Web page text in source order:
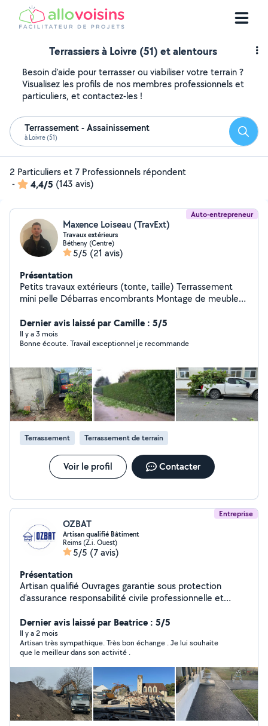
Terrassiers à Loivre (51) et alentours
Besoin d'aide pour terrasser ou viabiliser votre terrain ?
Visualisez les profils de nos membres professionnels et
particuliers, et contactez-les !
Terrassement - Assainissement
à Loivre (51)
2 Particuliers et 7 Professionnels répondent
-
4,4/5 (143 avis)
Auto-entrepreneur
Maxence Loiseau (TravExt)
Travaux extérieurs
Bétheny (Centre)
5/5 (21 avis)
Présentation
Petits travaux extérieurs (tonte, taille) Terrassement
mini pelle Débarras encombrants Montage de meuble
Dernier avis laissé par Camille : 5/5
Il y a 3 mois
Bonne écoute. Travail exceptionnel je recommande
Terrassement Terrassement de terrain
Voir le profil Contacter
Entreprise
OZBAT
Artisan qualifié Bâtiment
Reims (Z.i. Ouest)
5/5 (7 avis)
Présentation
Artisan qualifié Ouvrages garantie sous protection
d'assurance responsabilité civile professionnelle et
de 1.7T et de 5T - Pelle de 8T Camions Bennes -
Camion 6.4 de 26T - Chargeur VRD (Terrassements -
Démolitions - Évacuations - Micro station - Puisards -
Assainissements, et Réseaux) Gros Oeuvre (Fondations
- Construction - Extension, Piscines et Terrasses )
Façades - Peintures intérieurs et extérieurs Plâtreries -
Menuiseries intérieurs et extérieurs
Dernier avis laissé par Beatrice : 5/5
Il y a 2 mois
Artisan très sympathique. Très bon échange . Je lui souhaite
que le meilleur dans son activité .